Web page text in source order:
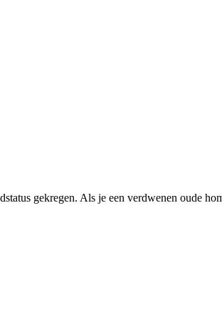
gekregen. Als je een verdwenen oude